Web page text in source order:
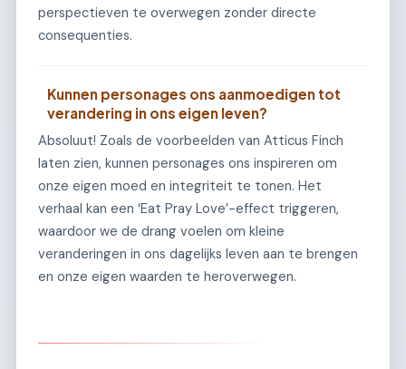
perspectieven te overwegen zonder directe
consequenties.
Kunnen personages ons aanmoedigen tot
verandering in ons eigen leven?
Absoluut! Zoals de voorbeelden van Atticus Finch
laten zien, kunnen personages ons inspireren om
onze eigen moed en integriteit te tonen. Het
verhaal kan een ‘Eat Pray Love’-effect triggeren,
waardoor we de drang voelen om kleine
veranderingen in ons dagelijks leven aan te brengen
en onze eigen waarden te heroverwegen.